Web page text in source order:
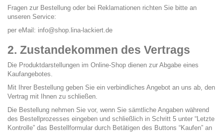
Fragen zur Bestellung oder bei Reklamationen richten Sie bitte an
unseren Service:
per eMail: info@shop.lina-lackiert.de
2. Zustandekommen des Vertrags
Die Produktdarstellungen im Online-Shop dienen zur Abgabe eines
Kaufangebotes.
Mit Ihrer Bestellung geben Sie ein verbindliches Angebot an uns ab, den
Vertrag mit Ihnen zu schließen.
Die Bestellung nehmen Sie vor, wenn Sie sämtliche Angaben während
des Bestellprozesses eingeben und schließlich in Schritt 5 unter “Letzte
Kontrolle” das Bestellformular durch Betätigen des Buttons “Kaufen” an